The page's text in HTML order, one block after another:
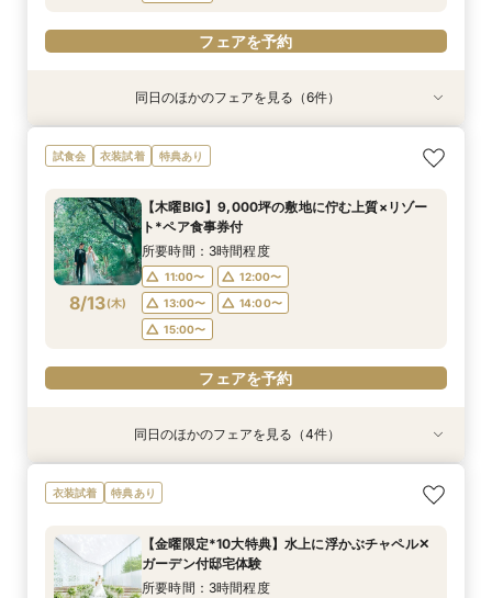
フェアを予約
衣装試着 特典あり
8/11(火)
マイナビ限定BIG【大阪で人気*2会場同時見学
フェア】豪華3万試食×130万特典
9:10〜
10:00〜
14:00〜
15:00〜
フェアを予約
衣装試着 特典あり
8/11(火)
マイナビ限定【ドレスにこだわり花嫁◎】最新ド
レス試着体験＆全館見学相談会
9:00〜
10:00〜
14:00〜
15:00〜
フェアを予約
衣装試着 特典あり
8/11(火)
マイナビ限定【家族で挙式＆会食】当館で一番お
得な67万円プラン紹介フェア
9:30〜
10:00〜
10:30〜
14:00〜
15:00〜
フェアを予約
特典あり
8/11(火)
マイナビ限定【挙式も披露宴もペットOK】大切
な家族と過ごすペット婚相談会
10:00〜 14:00〜
フェアを予約
衣装試着 特典あり
8/11(火)
マイナビ限定【初めての見学も安心】全館見学＆
見積り相談×特選和牛試食
9:00〜
10:00〜
14:00〜
15:00〜
フェアを予約
衣装試着 特典あり
8/11(火)
マイナビ限定【短時間でもOK】ふたりの不安を
プロが解消！最新事例×見積相談
10:00〜 14:00〜
フェアを予約
同日のほかのフェアを見る（6件）
試食会 衣装試着 特典あり
8/13(木)
【木曜BIG】9,000坪の敷地に佇む上質×リゾー
ト*ペア食事券付
所要時間：3時間程度
11:00〜
12:00〜
13:00〜
14:00〜
15:00〜
フェアを予約
衣装試着 特典あり
8/13(木)
【家族での挙式＆会食なら】67万円のお得すぎ
プラン紹介フェア
11:00〜
12:00〜
13:00〜
14:00〜
特典あり
8/13(木)
【ペットと一緒の結婚式】大切な家族と過ごす
ペット婚相談会
11:00〜
13:00〜
15:00〜
衣装試着 特典あり
8/13(木)
マイナビ限定BIG【大阪で人気*2会場同時見学
フェア】新作ドレス試着×130万特典
11:00〜
12:00〜
13:30〜
14:00〜
8/13(木)
【短時間でもOK】ふたりの不安をプロが解消！
会場見学×見積相談
11:00〜
12:00〜
13:00〜
14:00〜
同日のほかのフェアを見る（4件）
衣装試着 特典あり
【金曜限定*10大特典】水上に浮かぶチャペル✕
ガーデン付邸宅体験
所要時間：3時間程度